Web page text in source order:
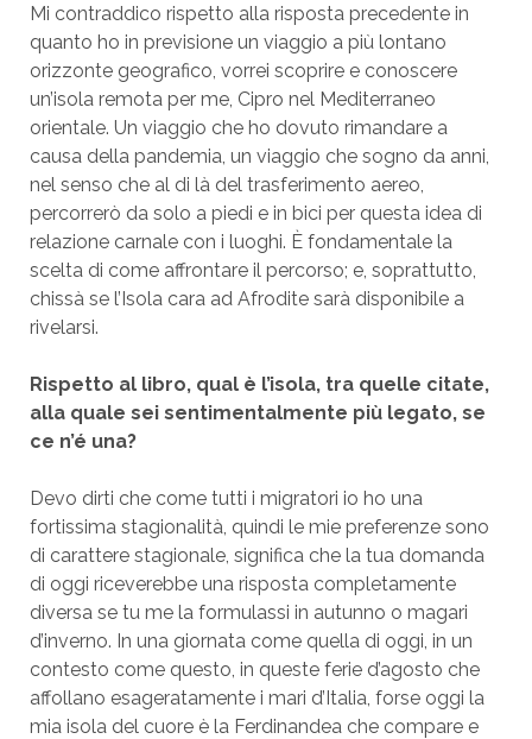
Mi contraddico rispetto alla risposta precedente in
quanto ho in previsione un viaggio a più lontano
orizzonte geografico, vorrei scoprire e conoscere
un’isola remota per me, Cipro nel Mediterraneo
orientale. Un viaggio che ho dovuto rimandare a
causa della pandemia, un viaggio che sogno da anni,
nel senso che al di là del trasferimento aereo,
percorrerò da solo a piedi e in bici per questa idea di
relazione carnale con i luoghi. È fondamentale la
scelta di come affrontare il percorso; e, soprattutto,
chissà se l’Isola cara ad Afrodite sarà disponibile a
rivelarsi.
Rispetto al libro, qual è l’isola, tra quelle citate,
alla quale sei sentimentalmente più legato, se
ce n’é una?
Devo dirti che come tutti i migratori io ho una
fortissima stagionalità, quindi le mie preferenze sono
di carattere stagionale, significa che la tua domanda
di oggi riceverebbe una risposta completamente
diversa se tu me la formulassi in autunno o magari
d’inverno. In una giornata come quella di oggi, in un
contesto come questo, in queste ferie d’agosto che
affollano esageratamente i mari d’Italia, forse oggi la
mia isola del cuore è la Ferdinandea che compare e